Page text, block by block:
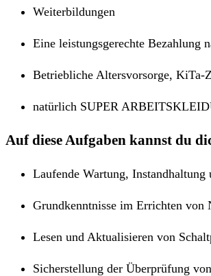
Weiterbildungen
Eine leistungsgerechte Bezahlung
Betriebliche Altersvorsorge, KiTa-
natürlich SUPER
Auf diese Aufgaben kannst du
Laufende Wartung, Instandhaltung
Grundkenntnisse im Errichten von
Lesen und Aktualisieren von
Sicherstellung der Überprüfung